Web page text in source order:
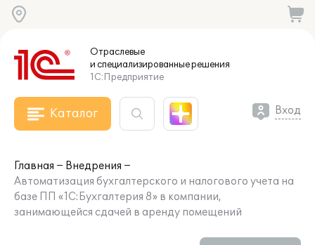
Отраслевые
и специализированныерешения
1С:Предприятие
Каталог Вход
Главная
Внедрения
Автоматизация бухгалтерского и налогового учета на
базе ПП «1С:Бухгалтерия 8» в компании,
занимающейся сдачей в аренду помещений